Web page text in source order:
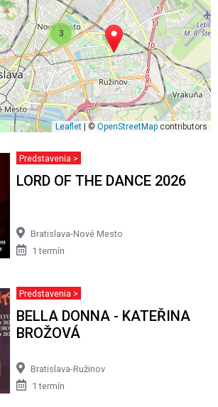
3
Leaflet | ©OpenStreetMap contributors
Predstavenia >
LORD OF THE DANCE 2026
Bratislava-Nové Mesto
1 termín
Predstavenia >
BELLA DONNA - KATEŘINA
BROŽOVÁ
Bratislava-Ružinov
1 termín